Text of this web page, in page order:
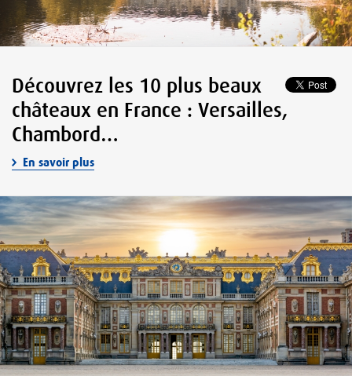
Découvrez les 10 plus beaux
châteaux en France : Versailles,
Chambord…
En savoir plus